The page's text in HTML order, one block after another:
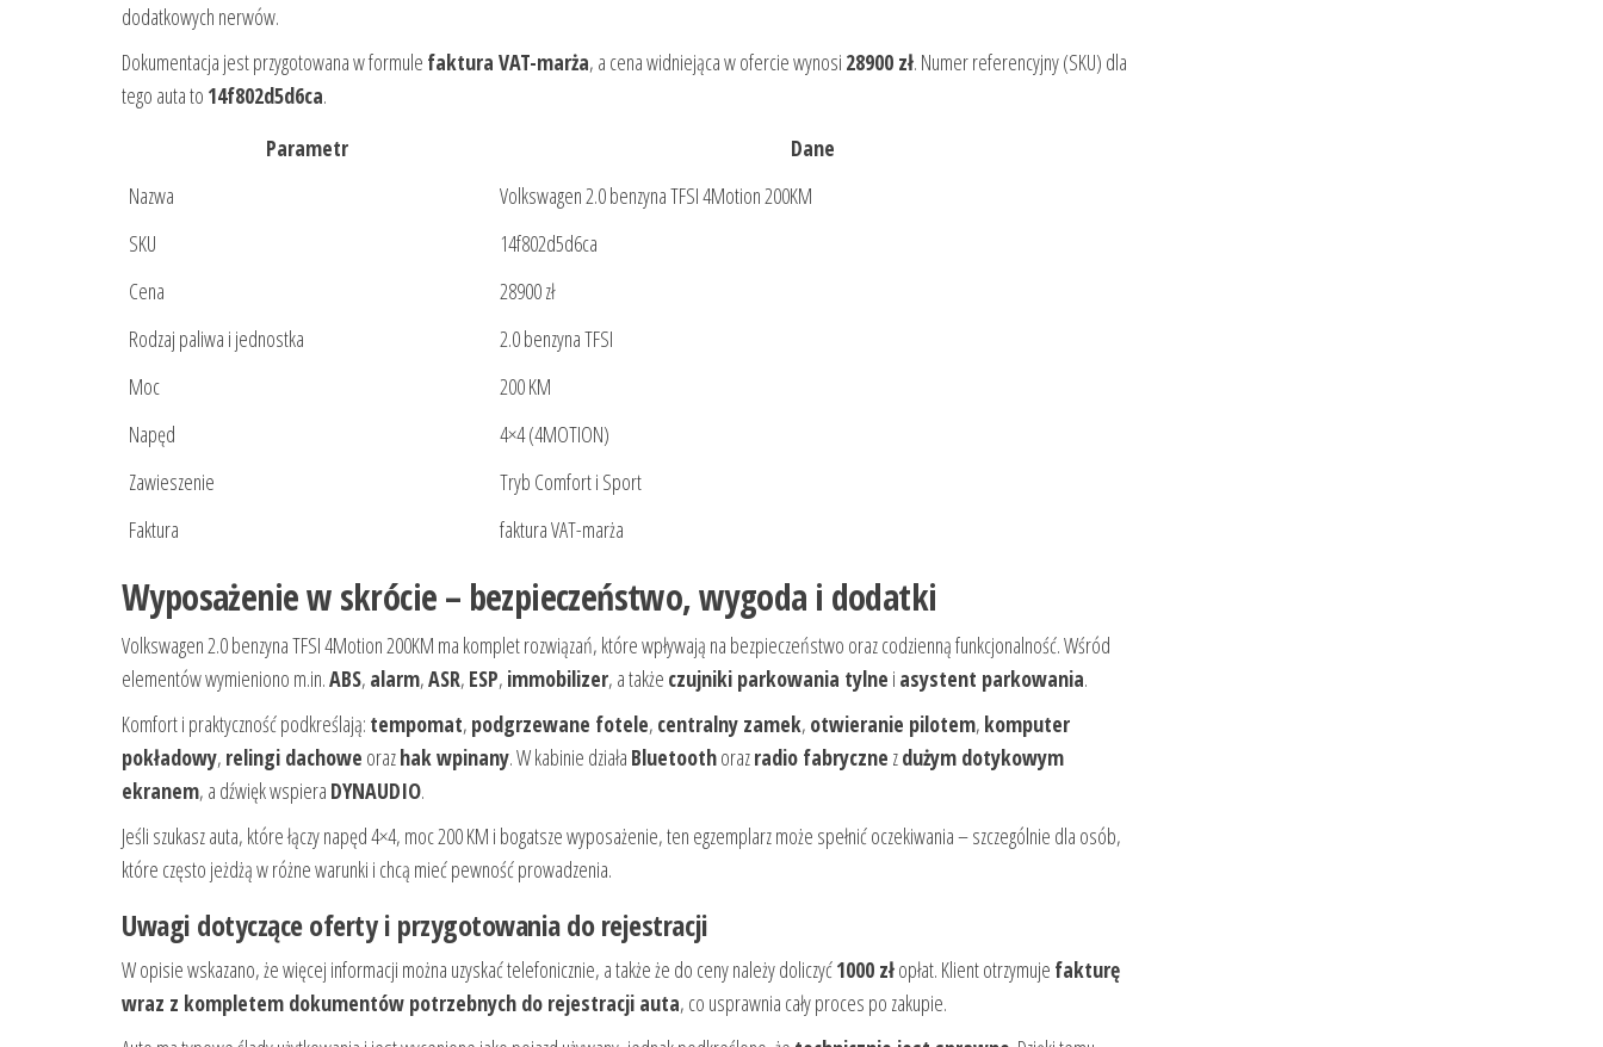
dodatkowych nerwów.
Dokumentacja jest przygotowana w formule faktura VAT-marża, a cena widniejąca w ofercie wynosi 28900 zł. Numer referencyjny (SKU) dla
tego auta to 14f802d5d6ca.
Parametr
Dane
Nazwa
Volkswagen 2.0 benzyna TFSI 4Motion 200KM
SKU
14f802d5d6ca
Cena
28900 zł
Rodzaj paliwa i jednostka
2.0 benzyna TFSI
Moc
200 KM
Napęd
4×4 (4MOTION)
Zawieszenie
Tryb Comfort i Sport
Faktura
faktura VAT-marża
Wyposażenie w skrócie – bezpieczeństwo, wygoda i dodatki
Volkswagen 2.0 benzyna TFSI 4Motion 200KM ma komplet rozwiązań, które wpływają na bezpieczeństwo oraz codzienną funkcjonalność. Wśród
elementów wymieniono m.in.ABS, alarm,ASR, ESP, immobilizer, a także czujniki parkowania tylne i asystent parkowania.
Komfort i praktyczność podkreślają: tempomat, podgrzewane fotele, centralny zamek, otwieranie pilotem, komputer
pokładowy, relingi dachowe orazhak wpinany. W kabinie działa Bluetoothorazradio fabryczne zdużym dotykowym
ekranem, a dźwięk wspiera DYNAUDIO.
Jeśli szukasz auta, które łączy napęd 4×4, moc 200 KM i bogatsze wyposażenie, ten egzemplarz może spełnić oczekiwania – szczególnie dla osób,
które często jeżdżą w różne warunki i chcą mieć pewność prowadzenia.
Uwagi dotyczące oferty i przygotowania do rejestracji
W opisie wskazano, że więcej informacji można uzyskać telefonicznie, a także że do ceny należy doliczyć1000 złopłat. Klient otrzymuje fakturę
wraz z kompletem dokumentów potrzebnych do rejestracji auta, co usprawnia cały proces po zakupie.